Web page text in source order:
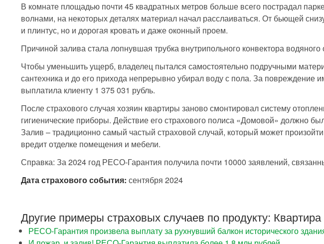
В комнате площадью почти 45 квадратных метров больше всего пострадал
волнами, на некоторых деталях материал начал расслаиваться. От бьющей
и плинтус, но и дорогая кровать и даже оконный проем.
Причиной залива стала лопнувшая трубка внутрипольного конвектора водяного
Чтобы уменьшить ущерб, владелец пытался самостоятельно подручными
сантехника и до его прихода непрерывно убирал воду с пола. За повреждение
выплатила клиенту 1 375 031 рубль.
После страхового случая хозяин квартиры заново смонтировал систему
гигиенические приборы. Действие его страхового полиса «Домовой» должно
Залив – традиционно самый частый страховой случай, который может
вредит отделке помещения и мебели.
Справка: За 2024 год РЕСО-Гарантия получила почти 10000 заявлений,
Дата страхового события: сентября 2024
Другие примеры страховых случаев по продукту: Квартира
РЕСО-Гарантия произвела выплату за рухнувший балкон исторического